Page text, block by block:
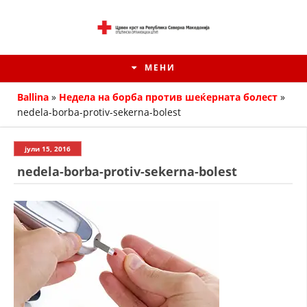
МЕНИ
ИСТОРИЈАТ НА ЦКРМ
ИСТОРИЈАТ НА ДВИЖЕЊЕТО
Ballina » Недела на борба против шеќерната болест »
nedela-borba-protiv-sekerna-bolest
јули 15, 2016
nedela-borba-protiv-sekerna-bolest